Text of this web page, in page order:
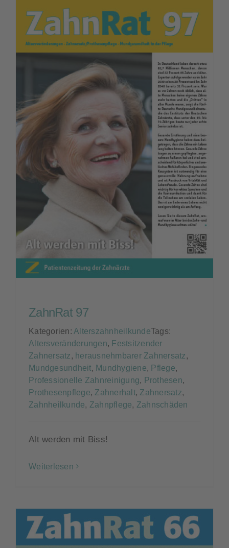
ZahnRat 97
Kategorien: AlterszahnheilkundeTags:
Altersveränderungen, Festsitzender
Zahnersatz, herausnehmbarer Zahnersatz,
Mundgesundheit, Mundhygiene, Pflege,
Professionelle Zahnreinigung, Prothesen,
Prothesenpflege, Zahnerhalt, Zahnersatz,
Zahnheilkunde, Zahnpflege, Zahnschäden
Alt werden mit Biss!
Weiterlesen